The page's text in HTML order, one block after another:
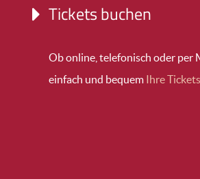
Tickets buchen
Ob online, telefonisch oder per
einfach und bequem Ihre